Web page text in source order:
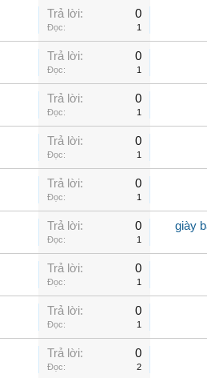
Trả lời: 0
Đọc: 1
Trả lời: 0
Đọc: 1
Trả lời: 0
Đọc: 1
Trả lời: 0
Đọc: 1
Trả lời: 0
Đọc: 1
Trả lời: 0
Đọc: 1
giày
Trả lời: 0
Đọc: 1
Trả lời: 0
Đọc: 1
Trả lời: 0
Đọc: 2